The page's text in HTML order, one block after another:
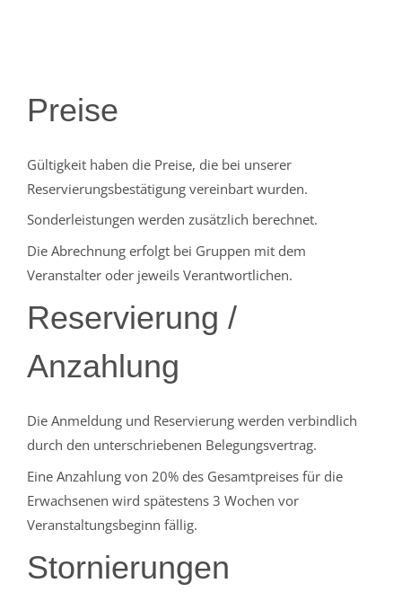
Preise
Gültigkeit haben die Preise, die bei unserer
Reservierungsbestätigung vereinbart wurden.
Sonderleistungen werden zusätzlich berechnet.
Die Abrechnung erfolgt bei Gruppen mit dem
Veranstalter oder jeweils Verantwortlichen.
Reservierung /
Anzahlung
Die Anmeldung und Reservierung werden verbindlich
durch den unterschriebenen Belegungsvertrag.
Eine Anzahlung von 20% des Gesamtpreises für die
Erwachsenen wird spätestens 3 Wochen vor
Veranstaltungsbeginn fällig.
Stornierungen